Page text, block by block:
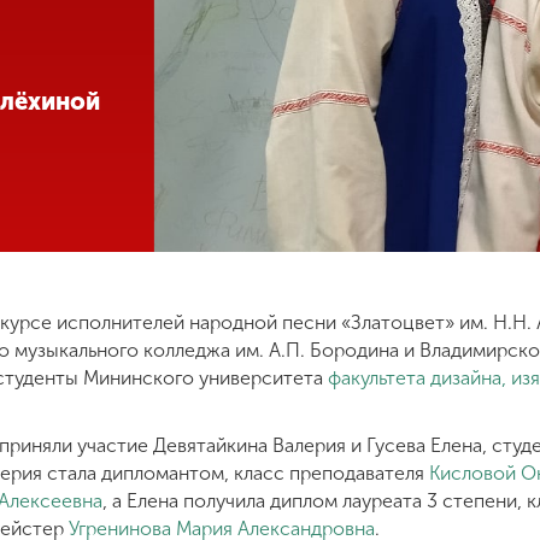
исполнителей народной песни «Златоцвет» им.
музыкального колледжа им. А.П. Бородина и
Мининского университета факультета дизайна,
участие Девятайкина Валерия и Гусева Елена,
стала дипломантом, класс преподавателя Кисловой
, а Елена получила диплом лауреата 3 степени,
Угренинова Мария Александровна.